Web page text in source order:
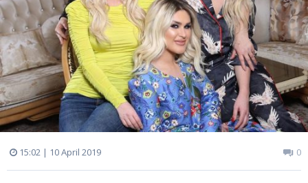
15:02 | 10 April 2019 0